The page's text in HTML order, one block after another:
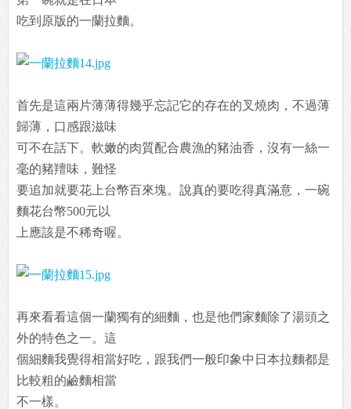
吃到原版的一蘭拉麵。
首先是這兩片薄薄得幾乎忘記它的存在的叉燒肉，不過薄
歸薄，口感跟滋味
可不在話下。軟嫩的肉質配合農漁的豬油香，沒有一絲一
毫的豬羶味，難怪
要追加就要花上台幣百來塊。說真的要吃得真滿意，一碗
麵花台幣500元以
上應該是不稀奇喔。
再來看看這個一蘭獨有的細麵，也是他們家麵除了湯頭之
外的特色之一。這
個細麵我覺得相當好吃，跟我們一般印象中日本拉麵都是
比較粗的鹼麵相當
不一樣。